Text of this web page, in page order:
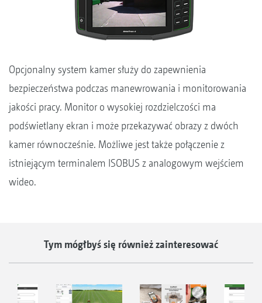
Opcjonalny system kamer służy do zapewnienia
bezpieczeństwa podczas manewrowania i monitorowania
jakości pracy. Monitor o wysokiej rozdzielczości ma
podświetlany ekran i może przekazywać obrazy z dwóch
kamer równocześnie. Możliwe jest także połączenie z
istniejącym terminalem ISOBUS z analogowym wejściem
wideo.
Tym mógłbyś się również zainteresować